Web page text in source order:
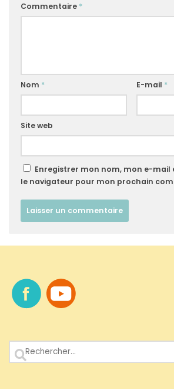
Commentaire *
Nom * E-mail *
Site web
Enregistrer mon nom, mon e-mail
le navigateur pour mon prochain
Rechercher :